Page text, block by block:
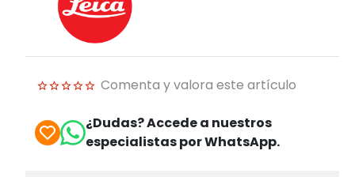
Comenta y valora este artículo
¿Dudas? Accede a nuestros
especialistas por WhatsApp.